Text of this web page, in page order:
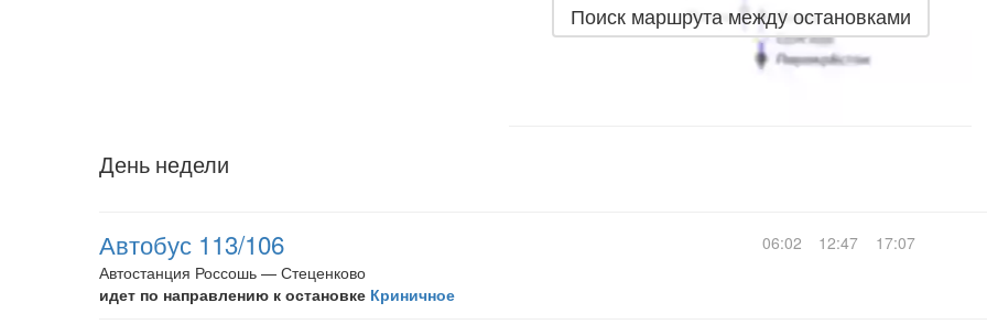
Поиск маршрута между остановками
День недели
Автобус 113/106
Автостанция Россошь — Стеценково
идет по направлению к остановке Криничное
06:02 12:47 17:07